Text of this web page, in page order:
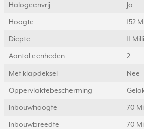
Halogeenvrij Ja
Hoogte 152
Diepte 11
Aantal eenheden 2
Met klapdeksel Nee
Oppervlaktebescherming
Inbouwhoogte 70
Inbouwbreedte 70